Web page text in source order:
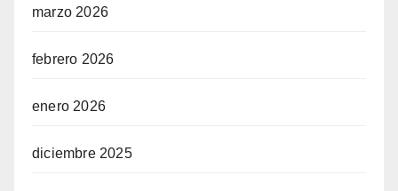
marzo 2026
febrero 2026
enero 2026
diciembre 2025